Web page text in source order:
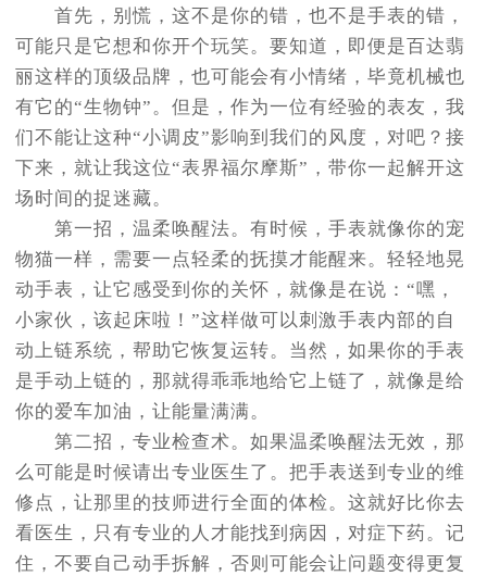
首先，别慌，这不是你的错，也不是手表的错，
可能只是它想和你开个玩笑。要知道，即便是百达翡
丽这样的顶级品牌，也可能会有小情绪，毕竟机械也
有它的“生物钟”。但是，作为一位有经验的表友，我
们不能让这种“小调皮”影响到我们的风度，对吧？接
下来，就让我这位“表界福尔摩斯”，带你一起解开这
场时间的捉迷藏。
第一招，温柔唤醒法。有时候，手表就像你的宠
物猫一样，需要一点轻柔的抚摸才能醒来。轻轻地晃
动手表，让它感受到你的关怀，就像是在说：“嘿，
小家伙，该起床啦！”这样做可以刺激手表内部的自
动上链系统，帮助它恢复运转。当然，如果你的手表
是手动上链的，那就得乖乖地给它上链了，就像是给
你的爱车加油，让能量满满。
第二招，专业检查术。如果温柔唤醒法无效，那
么可能是时候请出专业医生了。把手表送到专业的维
修点，让那里的技师进行全面的体检。这就好比你去
看医生，只有专业的人才能找到病因，对症下药。记
住，不要自己动手拆解，否则可能会让问题变得更复